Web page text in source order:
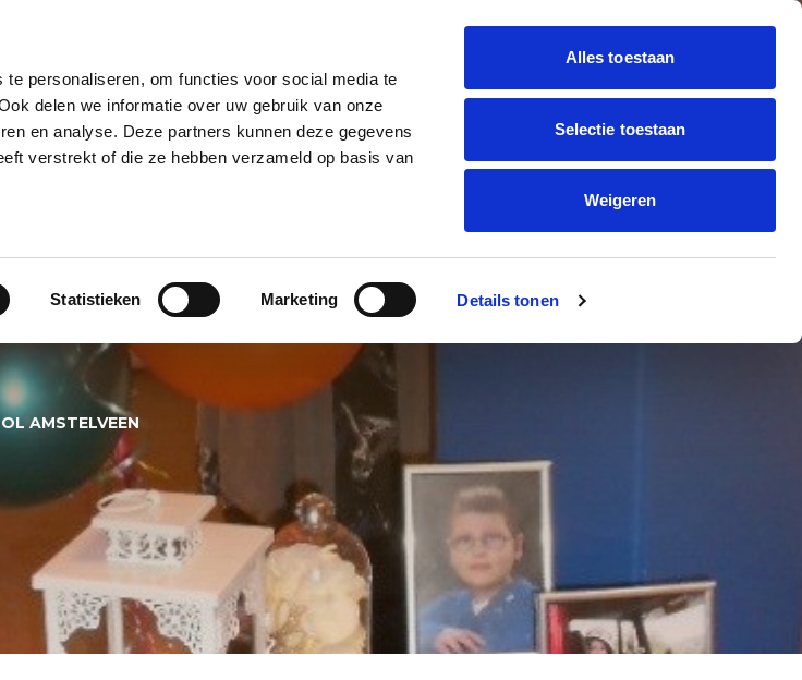
personaliseren, om functies voor social media te
delen we informatie over uw gebruik van onze
en analyse. Deze partners kunnen deze gegevens
verstrekt of die ze hebben verzameld op basis van
Statistieken Marketing Details tonen
Alles toestaan
Selectie toestaan
Weigeren
HELIUM BALLON TROSSENREUZE BALLON DECORATIE
BALLON KLEUREN BALLONNEN BEDRUKKEN
aanvragen
OPLATEN
AMSTELVEEN